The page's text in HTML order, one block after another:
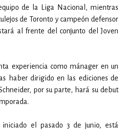
de la Liga Nacional, mientras
de Toronto y campeón defensor
al frente del conjunto del Joven
experiencia como mánager en un
haber dirigido en las ediciones de
por su parte, hará su debut
iniciado el pasado 3 de junio, está